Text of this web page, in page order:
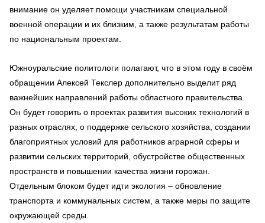
внимание он уделяет помощи участникам специальной
военной операции и их близким, а также результатам работы
по национальным проектам.
Южноуральские политологи полагают, что в этом году в своём
обращении Алексей Текслер дополнительно выделит ряд
важнейших направлений работы областного правительства.
Он будет говорить о проектах развития высоких технологий в
разных отраслях, о поддержке сельского хозяйства, создании
благоприятных условий для работников аграрной сферы и
развитии сельских территорий, обустройстве общественных
пространств и повышении качества жизни горожан.
Отдельным блоком будет идти экология – обновление
транспорта и коммунальных систем, а также меры по защите
окружающей среды.